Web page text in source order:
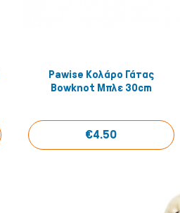
Quick View
Pawise Κολάρο Γάτας
Bowknot Μπλε 30cm
€4.50